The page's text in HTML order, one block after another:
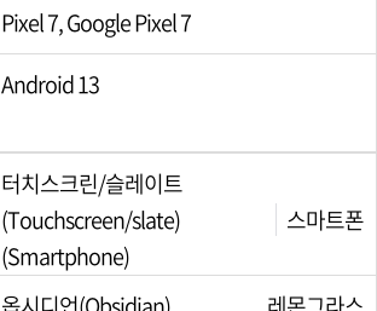
Pixel 7, Google Pixel 7
Android 13
터치스크린/슬레이트
(Touchscreen/slate)
스마트폰
(Smartphone)